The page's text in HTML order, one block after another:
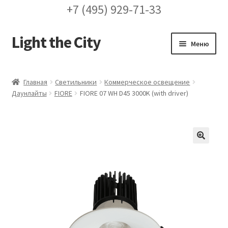
+7 (495) 929-71-33
Перейти
к
Перейти
к
Light the City Меню
FAQ про кронштейны
Заказ проекта освещения
Главная Светильники
Коммерческое освещение
Даунлайты
FIORE FIORE 07 WH D45 3000K (with driver)